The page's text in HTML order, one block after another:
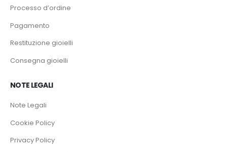
Processo d’ordine
Pagamento
Restituzione gioielli
Consegna gioielli
NOTE LEGALI
Note Legali
Cookie Policy
Privacy Policy